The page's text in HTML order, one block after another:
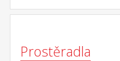
Prostěradla